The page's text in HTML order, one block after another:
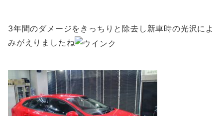
3年間のダメージをきっちりと除去し新車時の光沢によ
みがえりましたね